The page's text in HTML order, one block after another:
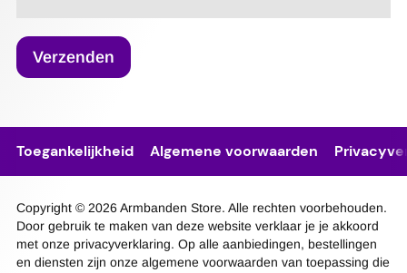
Verzenden
Toegankelijkheid Algemene voorwaarden
Copyright © 2026 Armbanden Store. Alle rechten voorbehouden.
Door gebruik te maken van deze website verklaar je je akkoord
met onze privacyverklaring. Op alle aanbiedingen, bestellingen
en diensten zijn onze algemene voorwaarden van toepassing die